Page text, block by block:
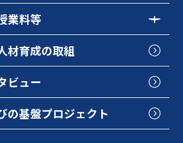
業料等
材育成の取組
ビュー
の基盤プロジェクト